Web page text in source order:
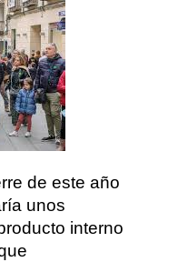
de este año
unos
interno